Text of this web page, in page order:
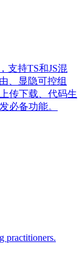
支持TS和JS混
、显隐可控组
传下载、代码生
必备功能。
practitioners.